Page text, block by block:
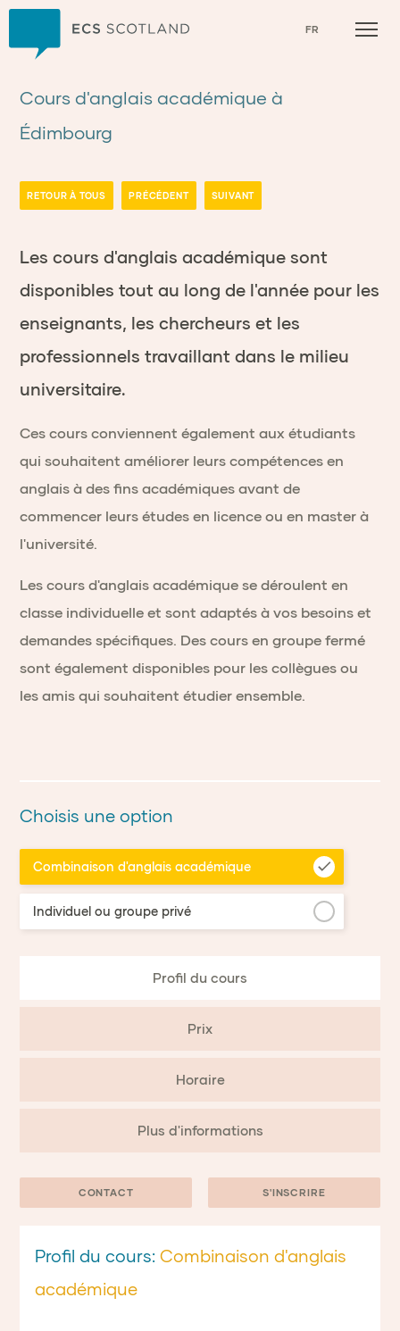
FR
Cours d'anglais académique à
Édimbourg
RETOUR À TOUS PRÉCÉDENT SUIVANT
Les cours d'anglais académique sont
disponibles tout au long de l'année pour les
enseignants, les chercheurs et les
professionnels travaillant dans le milieu
universitaire.
Ces cours conviennent également aux étudiants
qui souhaitent améliorer leurs compétences en
anglais à des fins académiques avant de
commencer leurs études en licence ou en master à
l'université.
Les cours d'anglais académique se déroulent en
classe individuelle et sont adaptés à vos besoins et
demandes spécifiques. Des cours en groupe fermé
sont également disponibles pour les collègues ou
les amis qui souhaitent étudier ensemble.
Choisis une option
Combinaison d'anglais académique
Individuel ou groupe privé
Profil du cours
Prix
Horaire
Plus d'informations
CONTACT S'INSCRIRE
Profil du cours: Combinaison d'anglais
académique